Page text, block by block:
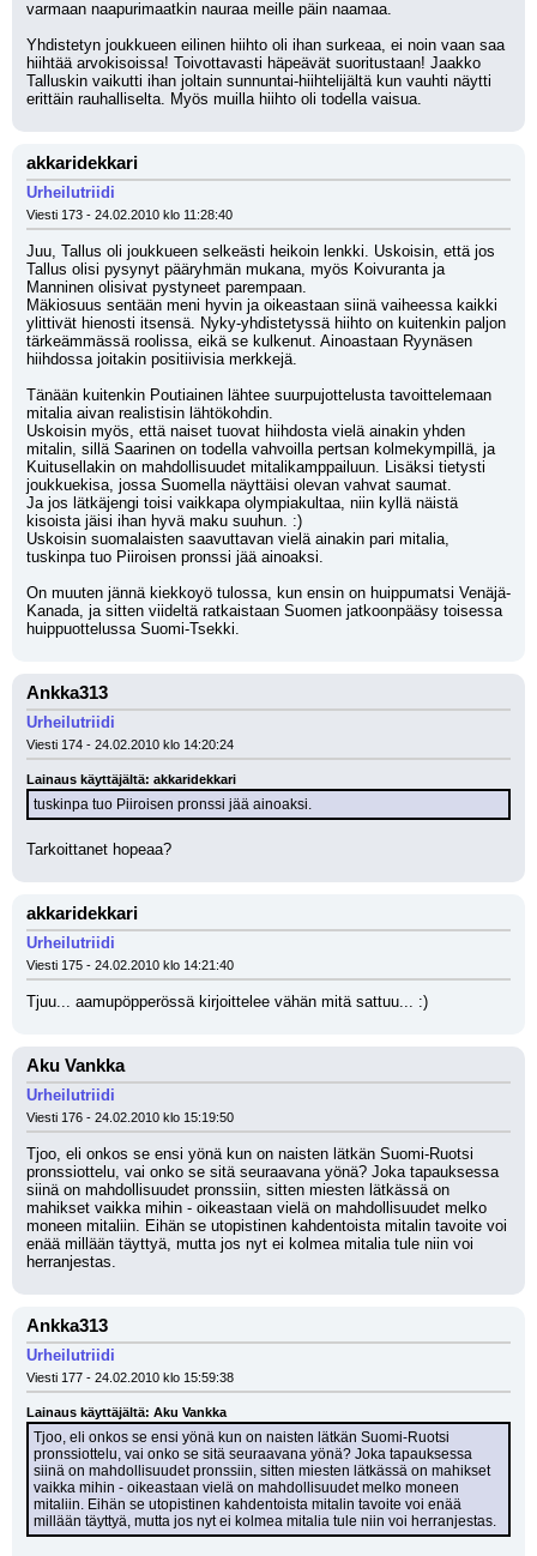
varmaan naapurimaatkin nauraa meille päin naamaa.
Yhdistetyn joukkueen eilinen hiihto oli ihan surkeaa, ei noin vaan saa
hiihtää arvokisoissa! Toivottavasti häpeävät suoritustaan! Jaakko
Talluskin vaikutti ihan joltain sunnuntai-hiihtelijältä kun vauhti näytti
erittäin rauhalliselta. Myös muilla hiihto oli todella vaisua.
akkaridekkari
Urheilutriidi
Viesti 173 - 24.02.2010 klo 11:28:40
Juu, Tallus oli joukkueen selkeästi heikoin lenkki. Uskoisin, että jos
Tallus olisi pysynyt pääryhmän mukana, myös Koivuranta ja
Manninen olisivat pystyneet parempaan.
Mäkiosuus sentään meni hyvin ja oikeastaan siinä vaiheessa kaikki
ylittivät hienosti itsensä. Nyky-yhdistetyssä hiihto on kuitenkin paljon
tärkeämmässä roolissa, eikä se kulkenut. Ainoastaan Ryynäsen
hiihdossa joitakin positiivisia merkkejä.
Tänään kuitenkin Poutiainen lähtee suurpujottelusta tavoittelemaan
mitalia aivan realistisin lähtökohdin.
Uskoisin myös, että naiset tuovat hiihdosta vielä ainakin yhden
mitalin, sillä Saarinen on todella vahvoilla pertsan kolmekympillä, ja
Kuitusellakin on mahdollisuudet mitalikamppailuun. Lisäksi tietysti
joukkuekisa, jossa Suomella näyttäisi olevan vahvat saumat.
Ja jos lätkäjengi toisi vaikkapa olympiakultaa, niin kyllä näistä
kisoista jäisi ihan hyvä maku suuhun. :)
Uskoisin suomalaisten saavuttavan vielä ainakin pari mitalia,
tuskinpa tuo Piiroisen pronssi jää ainoaksi.
On muuten jännä kiekkoyö tulossa, kun ensin on huippumatsi Venäjä-
Kanada, ja sitten viideltä ratkaistaan Suomen jatkoonpääsy toisessa
huippuottelussa Suomi-Tsekki.
Ankka313
Urheilutriidi
Viesti 174 - 24.02.2010 klo 14:20:24
Lainaus käyttäjältä: akkaridekkari
tuskinpa tuo Piiroisen pronssi jää ainoaksi.
Tarkoittanet hopeaa?
akkaridekkari
Urheilutriidi
Viesti 175 - 24.02.2010 klo 14:21:40
Tjuu... aamupöpperössä kirjoittelee vähän mitä sattuu... :)
Aku Vankka
Urheilutriidi
Viesti 176 - 24.02.2010 klo 15:19:50
Tjoo, eli onkos se ensi yönä kun on naisten lätkän Suomi-Ruotsi
pronssiottelu, vai onko se sitä seuraavana yönä? Joka tapauksessa
siinä on mahdollisuudet pronssiin, sitten miesten lätkässä on
mahikset vaikka mihin - oikeastaan vielä on mahdollisuudet melko
moneen mitaliin. Eihän se utopistinen kahdentoista mitalin tavoite voi
enää millään täyttyä, mutta jos nyt ei kolmea mitalia tule niin voi
herranjestas.
Ankka313
Urheilutriidi
Viesti 177 - 24.02.2010 klo 15:59:38
Lainaus käyttäjältä: Aku Vankka
Tjoo, eli onkos se ensi yönä kun on naisten lätkän Suomi-Ruotsi
pronssiottelu, vai onko se sitä seuraavana yönä? Joka tapauksessa
siinä on mahdollisuudet pronssiin, sitten miesten lätkässä on mahikset
vaikka mihin - oikeastaan vielä on mahdollisuudet melko moneen
mitaliin. Eihän se utopistinen kahdentoista mitalin tavoite voi enää
millään täyttyä, mutta jos nyt ei kolmea mitalia tule niin voi herranjestas.